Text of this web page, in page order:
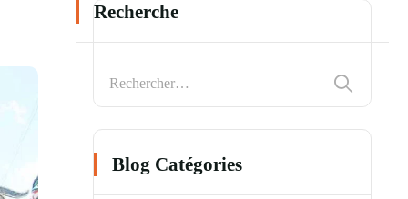
Recherche
Blog Catégories